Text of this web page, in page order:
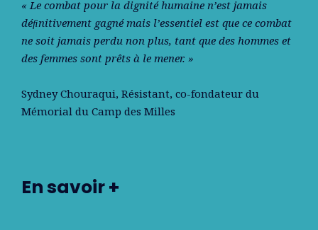
« Le combat pour la dignité humaine n’est jamais
déﬁnitivement gagné mais l’essentiel est que ce combat
ne soit jamais perdu non plus, tant que des hommes et
des femmes sont prêts à le mener. »
Sydney Chouraqui, Résistant, co-fondateur du
Mémorial du Camp des Milles
En savoir +